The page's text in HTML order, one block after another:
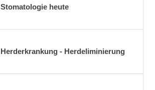
Stomatologie heute
Herderkrankung - Herdeliminierung